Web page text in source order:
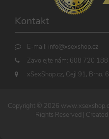
Kontakt
E-mail: info@xsexshop.cz
Zavolejte nám: 608 720 188
xSexShop.cz, Cejl 91, Brno,
Copyright © 2026
Rights Reserved |
Nezbytně nutné
základní funkce
přihlášení uživatele a
stránky nelze bez